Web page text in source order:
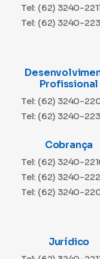
Tel: (62) 3240-
Tel: (62) 3240-
Profissional
Tel: (62) 3240-
Tel: (62) 3240-
Cobrança
Tel: (62) 3240-
Tel: (62) 3240-
Tel: (62) 3240-
Jurídico